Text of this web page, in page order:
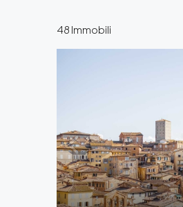
48 Immobili